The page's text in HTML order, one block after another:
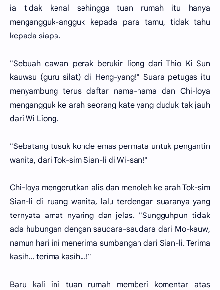
ia tidak kenal sehingga tuan rumah itu hanya
mengangguk-angguk kepada para tamu, tidak tahu
kepada siapa.
"Sebuah cawan perak berukir liong dari Thio Ki Sun
kauwsu (guru silat) di Heng-yang!" Suara petugas itu
menyambung terus daftar nama-nama dan Chi-loya
mengangguk ke arah seorang kate yang duduk tak jauh
dari Wi Liong.
"Sebatang tusuk konde emas permata untuk pengantin
wanita, dari Tok-sim Sian-li di Wi-san!"
Chi-loya mengerutkan alis dan menoleh ke arah Tok-sim
Sian-li di ruang wanita, lalu terdengar suaranya yang
ternyata amat nyaring dan jelas. "Sungguhpun tidak
ada hubungan dengan saudara-saudara dari Mo-kauw,
namun hari ini menerima sumbangan dari Sian-li. Terima
kasih... terima kasih...!"
Baru kali ini tuan rumah memberi komentar atas